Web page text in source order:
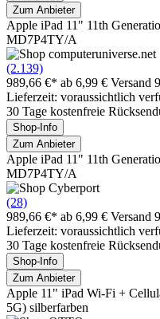
Zum Anbieter
Apple iPad 11" 11th
MD7P4TY/A
(2.139)
989,66 €* ab 6,99 € Versand
Lieferzeit: voraussichtlich
30 Tage kostenfreie
Shop-Info
Zum Anbieter
Apple iPad 11" 11th
MD7P4TY/A
(28)
989,66 €* ab 6,99 € Versand
Lieferzeit: voraussichtlich
30 Tage kostenfreie
Shop-Info
Zum Anbieter
Apple 11" iPad Wi-Fi +
5G) silberfarben